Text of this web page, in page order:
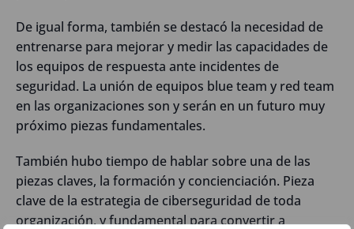
De igual forma, también se destacó la necesidad de
entrenarse para mejorar y medir las capacidades de
los equipos de respuesta ante incidentes de
seguridad. La unión de equipos blue team y red team
en las organizaciones son y serán en un futuro muy
próximo piezas fundamentales.
También hubo tiempo de hablar sobre una de las
piezas claves, la formación y concienciación. Pieza
clave de la estrategia de ciberseguridad de toda
organización, y fundamental para convertir a